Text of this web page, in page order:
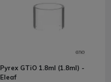
Pyrex GTiO 1.8ml (1.8ml) -
Eleaf